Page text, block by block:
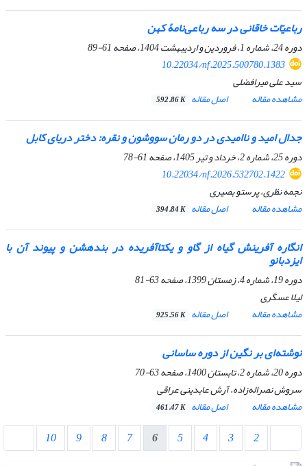
رباعیّات خاقانی در سه رباعی‌نامۀ کهن
دوره 24، شماره 1، فروردین و اردیبهشت 1404، صفحه
61-89
10.22034/nf.2025.500780.1383
سید علی میرافضلی
مشاهده مقاله
اصل مقاله 592.86 K
جدال امید و ناامیدی در دو رمان سووشون و نقره: دختر دریای کابل
دوره 25، شماره 2، خرداد و تیر 1405، صفحه
61-78
10.22034/nf.2026.532702.1422
نجمه نظری، پرستو بصیری
مشاهده مقاله
اصل مقاله 394.84 K
انگاره آفرینش گیاه از گاو و یکتاآفریده در بندهشن و پیوند آن با
ایزدبانو
دوره 19، شماره 4، زمستان 1399، صفحه
63-81
لیلا عسگری
مشاهده مقاله
اصل مقاله 925.56 K
نوشته‌ای بر نگین از دوره ساسانی
دوره 20، شماره 2، تابستان 1400، صفحه
63-70
سروش نصراله‌زاده، آرش عابدینی عراقی
مشاهده مقاله
اصل مقاله 461.47 K
2
3
4
5
6
7
8
9
10